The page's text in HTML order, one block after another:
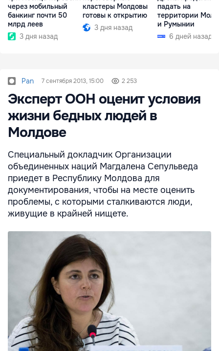
через мобильный
банкинг почти 50
млрд леев
3 дня назад
кластеры Молдовы
готовы к открытию
3 дня назад
падать на
территории
и Румынии
6 дней назад
Pan 7 сентября 2013, 15:00 2 253
Эксперт ООН оценит условия
жизни бедных людей в
Молдове
Специальный докладчик Организации
объединенных наций Магдалена Сепульведа
приедет в Республику Молдова для
документирования, чтобы на месте оценить
проблемы, с которыми сталкиваются люди,
живущие в крайней нищете.